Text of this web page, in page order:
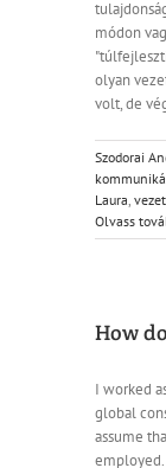
módon
olyan
volt, de
Szodorai
Laura
Olvass
How
I worked
global
assume
employed.